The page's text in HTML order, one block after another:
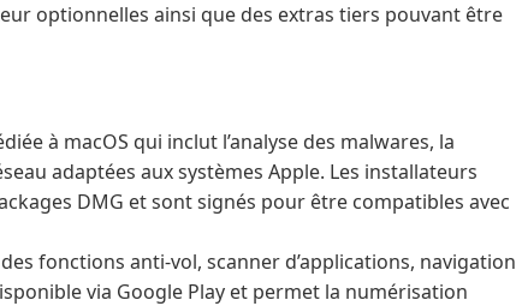
optionnelles ainsi que des extras tiers pouvant être
à macOS qui inclut l’analyse des malwares, la
adaptées aux systèmes Apple. Les installateurs
DMG et sont signés pour être compatibles avec
fonctions anti-vol, scanner d’applications, navigation
via Google Play et permet la numérisation